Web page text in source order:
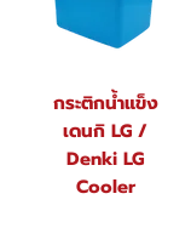
กระติกน้ำแข็ง
เดนกิ LG /
Denki LG
Cooler